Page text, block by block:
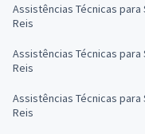
Assistências Técnicas
Reis
Assistências Técnicas
Reis
Assistências Técnicas
Reis